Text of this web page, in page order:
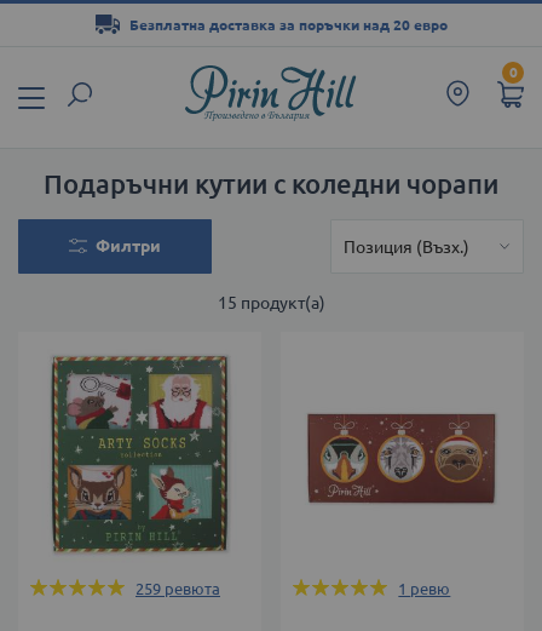
0
Безплатна доставка за поръчки над 20 евро
съдържанието
Подаръчни кутии с коледни чорапи
Филтри
15 продукт(а)
Оценка:
259 ревюта
Оценка:
1 ревю